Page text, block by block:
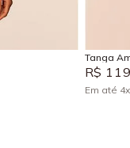
Tanga
R$
Em até 4x